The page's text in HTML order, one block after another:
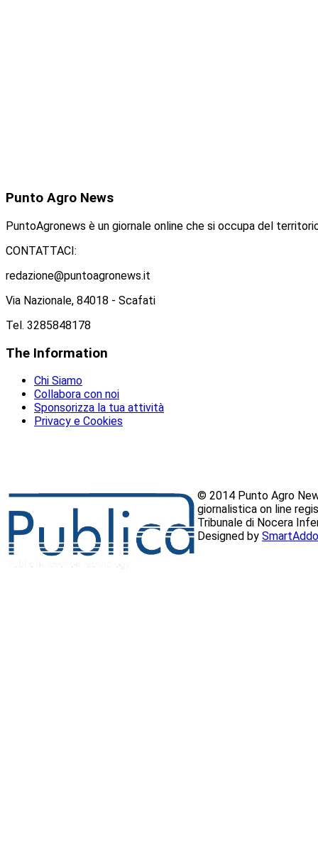
Punto Agro News
PuntoAgronews è un giornale online che si occupa del
CONTATTACI:
redazione@puntoagronews.it
Via Nazionale, 84018 - Scafati
Tel. 3285848178
The Information
Chi Siamo
Collabora con noi
Sponsorizza la tua attività
Privacy e Cookies
© 2014 Punto Agro
giornalistica on line
Tribunale di Nocera
Designed by